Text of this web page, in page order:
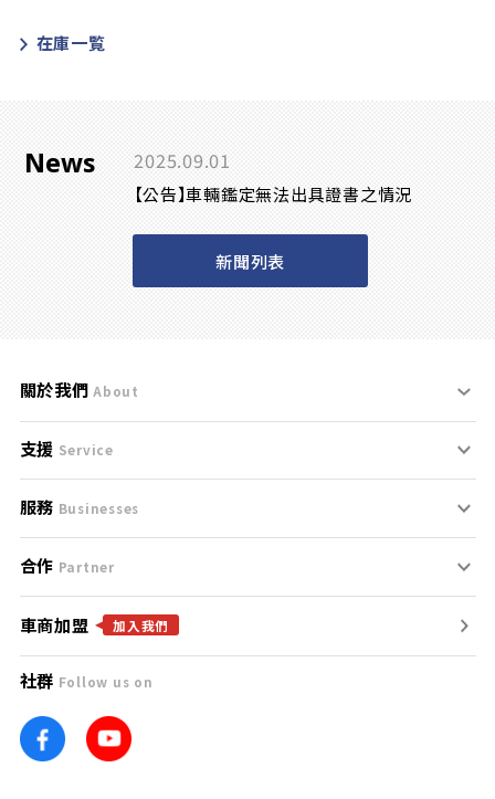
在庫一覧
News 2025.09.01
【公告】車輛鑑定無法出具證書之情況
新聞列表
關於我們 About
刊登規範
服務條款
免責聲明
隱私權政策
團隊
車訊網
支援 Service
支援中心
聯絡我們
服務 Businesses
什麼是Goo鑑定？
找好車
找好店
找海外車
合作 Partner
合作夥伴
廣告合作
車商加盟 加入我們
社群 Follow us on